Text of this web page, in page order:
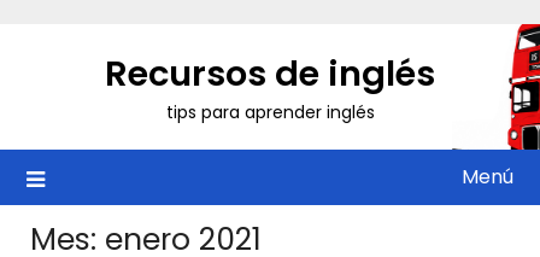
Recursos de inglés
tips para aprender inglés
Menú
Mes: enero 2021